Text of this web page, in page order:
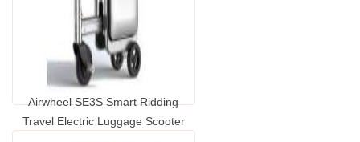
Airwheel SE3S Smart Ridding
Travel Electric Luggage Scooter